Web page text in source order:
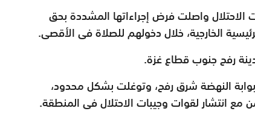
الاحتلال واصلت فرض إجراءاتها المشددة بحق
الخارجية، خلال دخولهم للصلاة فى الأقصى.
رفح جنوب قطاع غزة.
النهضة شرق رفح، وتوغلت بشكل محدود،
انتشار لقوات وجيبات الاحتلال فى المنطقة.